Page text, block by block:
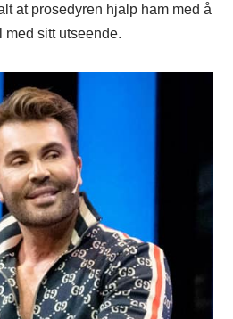
at prosedyren hjalp ham med å
med sitt utseende.